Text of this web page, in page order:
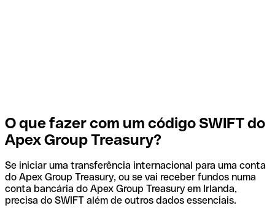
O que fazer com um código SWIFT do
Apex Group Treasury?
Se iniciar uma transferência internacional para uma conta
do Apex Group Treasury, ou se vai receber fundos numa
conta bancária do Apex Group Treasury em Irlanda,
precisa do SWIFT além de outros dados essenciais.